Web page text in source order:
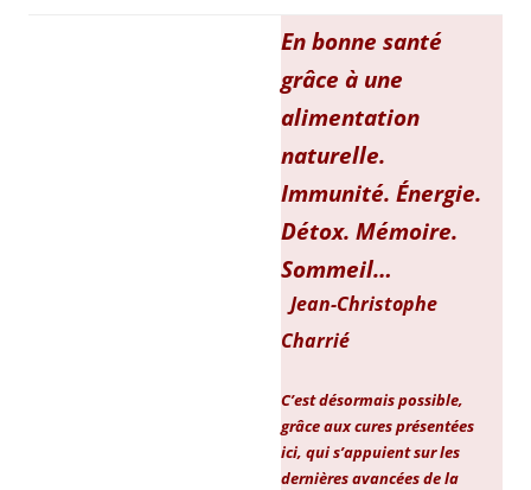
En bonne santé
grâce à une
alimentation
naturelle.
Immunité. Énergie.
Détox. Mémoire.
Sommeil…
Jean-Christophe
Charrié
C’est désormais possible,
grâce aux cures présentées
ici, qui s’appuient sur les
dernières avancées de la